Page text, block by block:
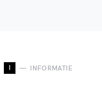
I INFORMATIE